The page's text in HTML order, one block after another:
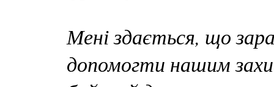
Мені здається, що
допомогти нашим